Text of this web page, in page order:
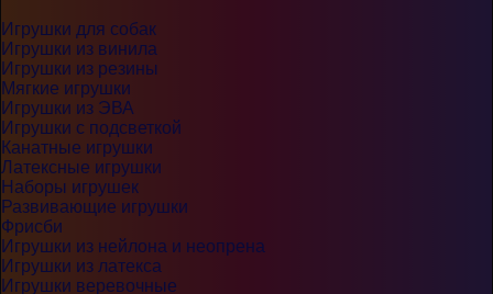
Игрушки для собак
Игрушки из винила
Игрушки из резины
Мягкие игрушки
Игрушки из ЭВА
Игрушки с подсветкой
Канатные игрушки
Латексные игрушки
Наборы игрушек
Развивающие игрушки
Фрисби
Игрушки из нейлона и неопрена
Игрушки из латекса
Игрушки веревочные